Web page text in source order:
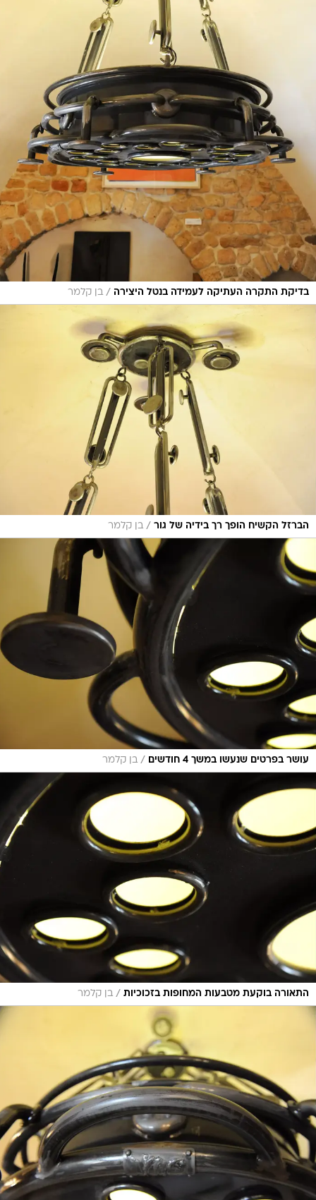
בדיקת התקרה העתיקה לעמידה בנטל היצירה / בן קלמר
הברזל הקשיח הופך רך בידיה של גור / בן קלמר
עושר בפרטים שנעשו במשך 4 חודשים / בן קלמר
התאורה בוקעת מטבעות המחופות בזכוכיות / בן קלמר